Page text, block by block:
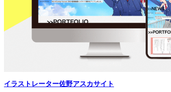
イラストレーター佐野アスカサイト